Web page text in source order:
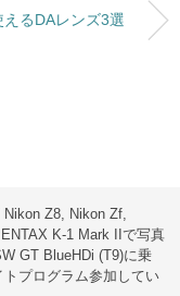
るDAレンズ3選
Z8, Nikon Zf,
K-1 Mark IIで写真
GT BlueHDi (T9)に乗
プログラム参加してい